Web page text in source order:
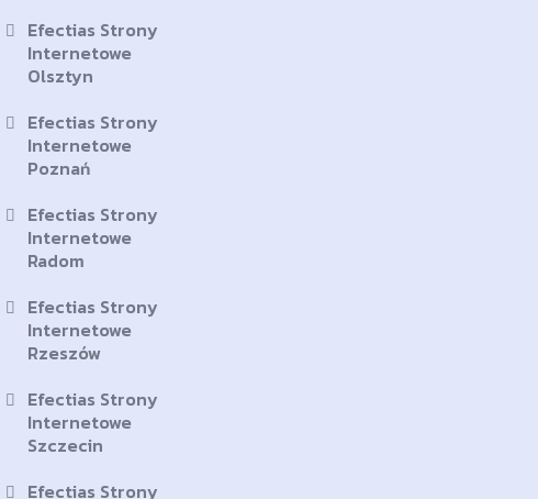
Efectias Strony
Internetowe
Olsztyn
Efectias Strony
Internetowe
Poznań
Efectias Strony
Internetowe
Radom
Efectias Strony
Internetowe
Rzeszów
Efectias Strony
Internetowe
Szczecin
Efectias Strony